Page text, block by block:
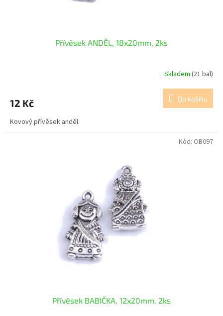
Přívěsek ANDĚL, 18x20mm, 2ks
Skladem (21 bal)
12 Kč Do košíku
Kovový přívěsek anděl.
Přívěsek BABIČKA, 12x20mm, 2ks
Kód: OB097